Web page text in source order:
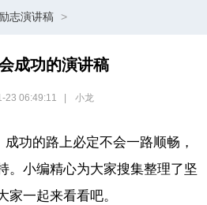
励志演讲稿 >
成功的演讲稿
23 06:49:11 小龙
成功的路上必定不会一路顺畅，
。小编精心为大家搜集整理了坚
家一起来看看吧。